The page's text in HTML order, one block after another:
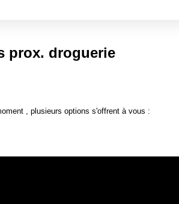
prox. droguerie
, plusieurs options s'offrent à vous :